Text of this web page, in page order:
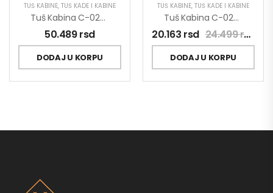
TUŠ KABINE, TUŠ KADE I KABINE
Tuš Kabina C-02-8190 Concept Star 90x90x200cm
50.489rsd
DODAJ U KORPU
TUŠ KABINE, TUŠ KADE I KABINE
Tuš Kabina C-02-B4810 Concept Atlas Black 80x80x195cm
20.163 rsd 24.499rsd
DODAJ U KORPU